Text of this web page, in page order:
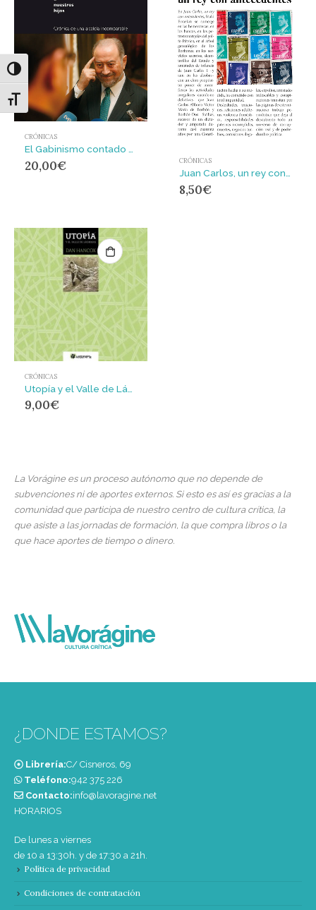
Alternar alto contraste
Alternar tamaño de letra
CRÓNICAS
20,00€ CRÓNICAS
8,50€
CRÓNICAS
9,00€
La Vorágine es un proceso autónomo que no depende de
subvenciones ni de aportes externos. Si esto es así es gracias a la
comunidad que participa de nuestro centro de cultura crítica, la
que asiste a las jornadas de formación, la que compra libros o la
que hace aportes de tiempo o dinero.
¿DONDE ESTAMOS?
Librería:C/ Cisneros, 69
Teléfono:‭942 375 226‬
Contacto:info@lavoragine.net
HORARIOS
De lunes a viernes
de 10 a 13:30h. y de 17:30 a 21h.
Política de privacidad
Condiciones de contratación